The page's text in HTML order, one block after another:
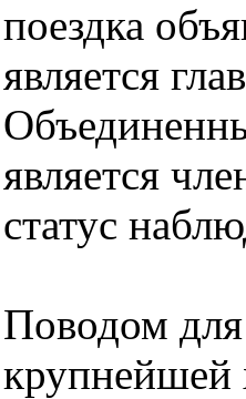
поездка
является
является
статус
Поводом для
крупнейшей